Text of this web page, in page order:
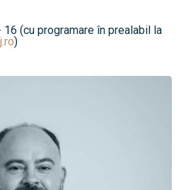
16 (cu programare în prealabil la
)